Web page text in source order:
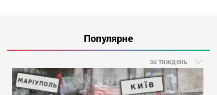
Популярне
за тиждень